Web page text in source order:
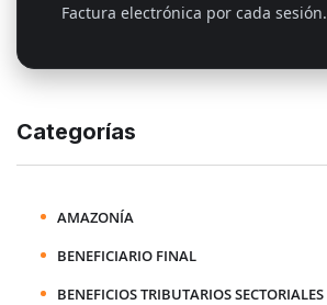
Factura electrónica por cada sesión.
Categorías
AMAZONÍA
BENEFICIARIO FINAL
BENEFICIOS TRIBUTARIOS SECTORIALES